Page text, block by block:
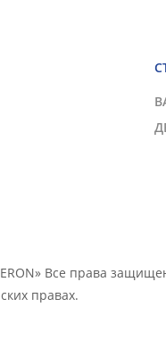
Все права
правах.